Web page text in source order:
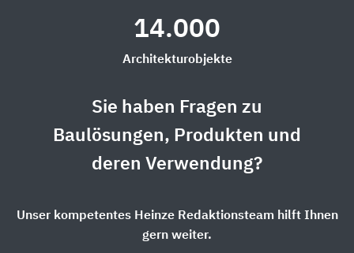
14.000
Architekturobjekte
Sie haben Fragen zu
Baulösungen, Produkten und
deren Verwendung?
Unser kompetentes Heinze Redaktionsteam hilft Ihnen
gern weiter.